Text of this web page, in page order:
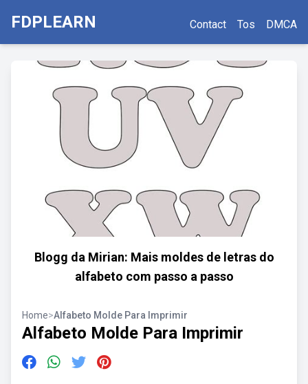
FDPLEARN Contact Tos DMCA
Blogg da Mirian: Mais moldes de letras do
alfabeto com passo a passo
Home>Alfabeto Molde Para Imprimir
Alfabeto Molde Para Imprimir